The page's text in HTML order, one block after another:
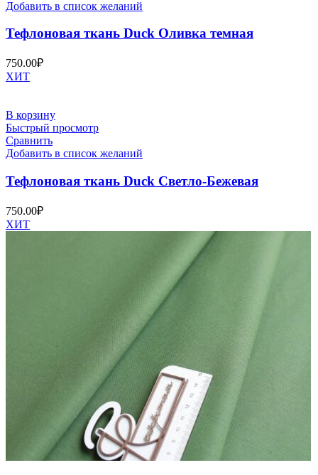
Добавить в список желаний
Тефлоновая ткань Duck Оливка темная
750.00₽
ХИТ
В корзину
Быстрый просмотр
Сравнить
Добавить в список желаний
Тефлоновая ткань Duck Светло-Бежевая
750.00₽
ХИТ